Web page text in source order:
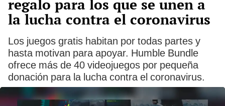
regalo para los que se unen a
la lucha contra el coronavirus
Los juegos gratis habitan por todas partes y
hasta motivan para apoyar. Humble Bundle
ofrece más de 40 videojuegos por pequeña
donación para la lucha contra el coronavirus.